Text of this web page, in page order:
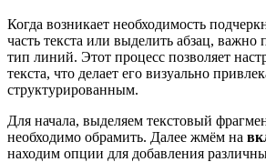
Когда возникает необходимость
часть текста или выделить абзац, важно
тип линий. Этот процесс позволяет
текста, что делает его визуально
структурированным.
Для начала, выделяем текстовый
необходимо обрамить. Далее жмём на
находим опции для добавления